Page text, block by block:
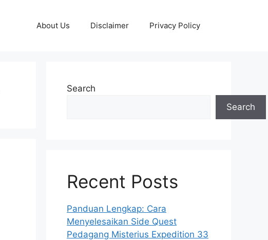
About Us Disclaimer Privacy Policy
Search
Search
Recent Posts
Panduan Lengkap: Cara
Menyelesaikan Side Quest
Pedagang Misterius Expedition 33